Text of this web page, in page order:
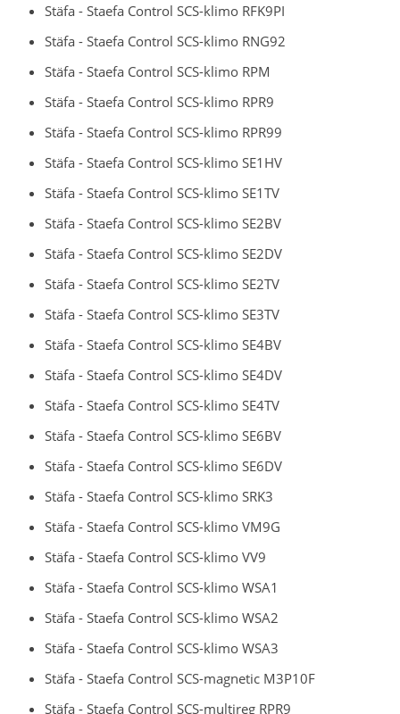
Stäfa - Staefa Control SCS-klimo RFK9PI
Stäfa - Staefa Control SCS-klimo RNG92
Stäfa - Staefa Control SCS-klimo RPM
Stäfa - Staefa Control SCS-klimo RPR9
Stäfa - Staefa Control SCS-klimo RPR99
Stäfa - Staefa Control SCS-klimo SE1HV
Stäfa - Staefa Control SCS-klimo SE1TV
Stäfa - Staefa Control SCS-klimo SE2BV
Stäfa - Staefa Control SCS-klimo SE2DV
Stäfa - Staefa Control SCS-klimo SE2TV
Stäfa - Staefa Control SCS-klimo SE3TV
Stäfa - Staefa Control SCS-klimo SE4BV
Stäfa - Staefa Control SCS-klimo SE4DV
Stäfa - Staefa Control SCS-klimo SE4TV
Stäfa - Staefa Control SCS-klimo SE6BV
Stäfa - Staefa Control SCS-klimo SE6DV
Stäfa - Staefa Control SCS-klimo SRK3
Stäfa - Staefa Control SCS-klimo VM9G
Stäfa - Staefa Control SCS-klimo VV9
Stäfa - Staefa Control SCS-klimo WSA1
Stäfa - Staefa Control SCS-klimo WSA2
Stäfa - Staefa Control SCS-klimo WSA3
Stäfa - Staefa Control SCS-magnetic M3P10F
Stäfa - Staefa Control SCS-multireg RPR9